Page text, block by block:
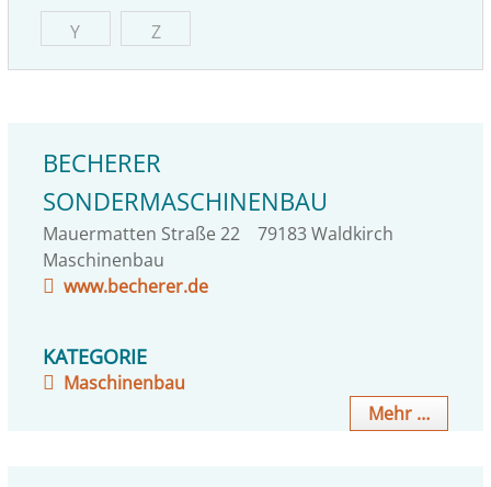
Y
Z
BECHERER
SONDERMASCHINENBAU
Mauermatten Straße 22 79183Waldkirch
Maschinenbau
www.becherer.de
KATEGORIE
Maschinenbau
Mehr …